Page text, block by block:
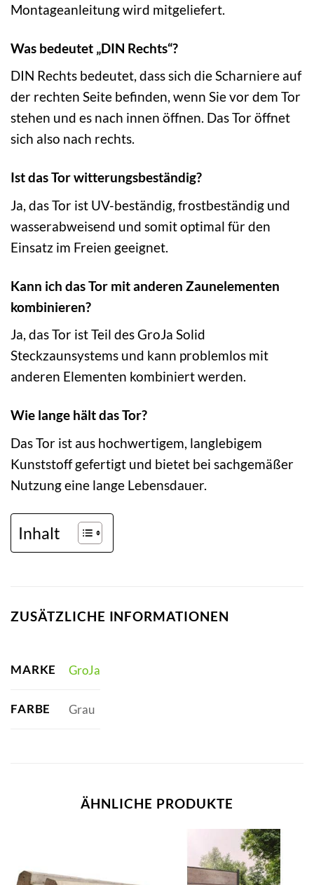
Montageanleitung wird mitgeliefert.
Was bedeutet „DIN Rechts“?
DIN Rechts bedeutet, dass sich die Scharniere auf
der rechten Seite befinden, wenn Sie vor dem Tor
stehen und es nach innen öffnen. Das Tor öffnet
sich also nach rechts.
Ist das Tor witterungsbeständig?
Ja, das Tor ist UV-beständig, frostbeständig und
wasserabweisend und somit optimal für den
Einsatz im Freien geeignet.
Kann ich das Tor mit anderen Zaunelementen
kombinieren?
Ja, das Tor ist Teil des GroJa Solid
Steckzaunsystems und kann problemlos mit
anderen Elementen kombiniert werden.
Wie lange hält das Tor?
Das Tor ist aus hochwertigem, langlebigem
Kunststoff gefertigt und bietet bei sachgemäßer
Nutzung eine lange Lebensdauer.
Inhalt
ZUSÄTZLICHE INFORMATIONEN
MARKE GroJa
FARBE Grau
ÄHNLICHE PRODUKTE